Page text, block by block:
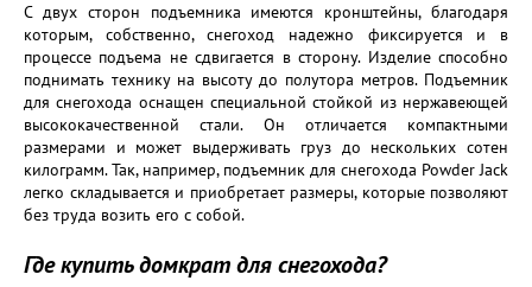
С двух сторон подъемника имеются кронштейны, благодаря
которым, собственно, снегоход надежно фиксируется и в
процессе подъема не сдвигается в сторону. Изделие способно
поднимать технику на высоту до полутора метров. Подъемник
для снегохода оснащен специальной стойкой из нержавеющей
высококачественной стали. Он отличается компактными
размерами и может выдерживать груз до нескольких сотен
килограмм. Так, например, подъемник для снегохода Powder Jack
легко складывается и приобретает размеры, которые позволяют
без труда возить его с собой.
Где купить домкрат для снегохода?